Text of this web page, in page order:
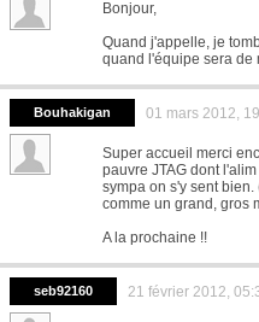
Bonjour,
Quand j'appelle, je
quand l'équipe sera
Bouhakigan 01 mars 2012,
Super accueil merci
pauvre JTAG dont
sympa on s'y sent bien.
comme un grand, gros
A la prochaine !!
seb92160 21 février 2012,